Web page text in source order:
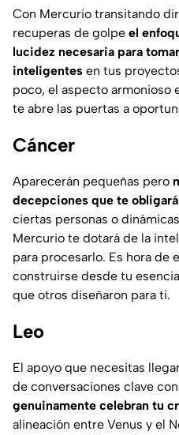
Con Mercurio transitando
recuperas de golpe el
lucidez necesaria para
inteligentes en tus
poco, el aspecto armonioso
te abre las puertas a
Cáncer
Aparecerán pequeñas pero
decepciones que te
ciertas personas o
Mercurio te dotará de la
para procesarlo. Es hora de
construirse desde tu
que otros diseñaron para ti.
Leo
El apoyo que necesitas
de conversaciones clave con
genuinamente celebran tu
alineación entre Venus y el